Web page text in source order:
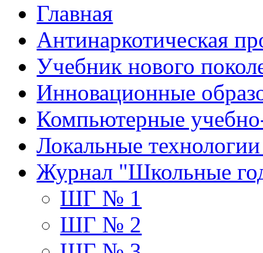
Главная
Антинаркотическая
Учебник нового
Инновационные
Компьютерные
Локальные
Журнал "Школьные
ШГ № 1
ШГ № 2